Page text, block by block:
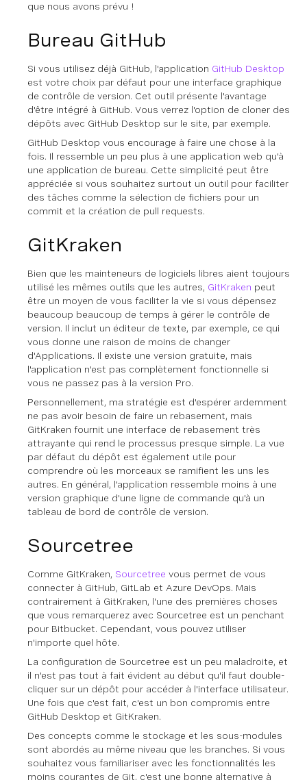
que nous avons prévu !
Bureau GitHub
Si vous utilisez déjà GitHub, l'application GitHub Desktop
est votre choix par défaut pour une interface graphique
de contrôle de version. Cet outil présente l'avantage
d'être intégré à GitHub. Vous verrez l'option de cloner des
dépôts avec GitHub Desktop sur le site, par exemple.
GitHub Desktop vous encourage à faire une chose à la
fois. Il ressemble un peu plus à une application web qu'à
une application de bureau. Cette simplicité peut être
appréciée si vous souhaitez surtout un outil pour faciliter
des tâches comme la sélection de fichiers pour un
commit et la création de pull requests.
GitKraken
Bien que les mainteneurs de logiciels libres aient toujours
utilisé les mêmes outils que les autres, GitKraken peut
être un moyen de vous faciliter la vie si vous dépensez
beaucoup beaucoup de temps à gérer le contrôle de
version. Il inclut un éditeur de texte, par exemple, ce qui
vous donne une raison de moins de changer
d'Applications. Il existe une version gratuite, mais
l'application n'est pas complètement fonctionnelle si
vous ne passez pas à la version Pro.
Personnellement, ma stratégie est d'espérer ardemment
ne pas avoir besoin de faire un rebasement, mais
GitKraken fournit une interface de rebasement très
attrayante qui rend le processus presque simple. La vue
par défaut du dépôt est également utile pour
comprendre où les morceaux se ramifient les uns les
autres. En général, l'application ressemble moins à une
version graphique d'une ligne de commande qu'à un
tableau de bord de contrôle de version.
Sourcetree
Comme GitKraken, Sourcetree vous permet de vous
connecter à GitHub, GitLab et Azure DevOps. Mais
contrairement à GitKraken, l'une des premières choses
que vous remarquerez avec Sourcetree est un penchant
pour Bitbucket. Cependant, vous pouvez utiliser
n'importe quel hôte.
La configuration de Sourcetree est un peu maladroite, et
il n'est pas tout à fait évident au début qu'il faut double-
cliquer sur un dépôt pour accéder à l'interface utilisateur.
Une fois que c'est fait, c'est un bon compromis entre
GitHub Desktop et GitKraken.
Des concepts comme le stockage et les sous-modules
sont abordés au même niveau que les branches. Si vous
souhaitez vous familiariser avec les fonctionnalités les
moins courantes de Git, c'est une bonne alternative à